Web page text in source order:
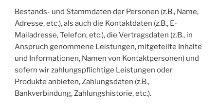
Bestands- und Stammdaten der Personen (z.B., Name,
Adresse, etc.), als auch die Kontaktdaten (z.B., E-
Mailadresse, Telefon, etc.), die Vertragsdaten (z.B., in
Anspruch genommene Leistungen, mitgeteilte Inhalte
und Informationen, Namen von Kontaktpersonen) und
sofern wir zahlungspflichtige Leistungen oder
Produkte anbieten, Zahlungsdaten (z.B.,
Bankverbindung, Zahlungshistorie, etc.).